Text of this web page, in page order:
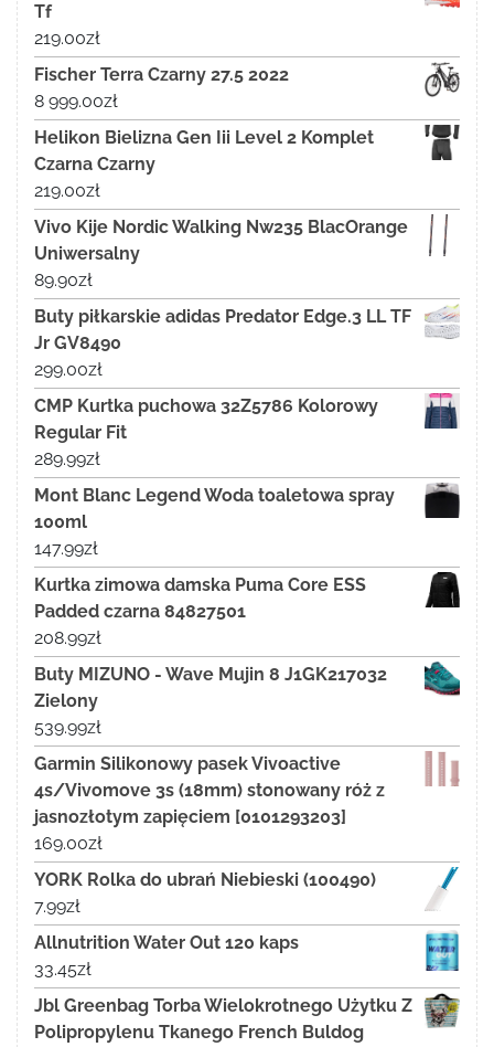
Tf
219.00zł
Fischer Terra Czarny 27.5 2022
8 999.00zł
Helikon Bielizna Gen Iii Level 2 Komplet
Czarna Czarny
219.00zł
Vivo Kije Nordic Walking Nw235 BlacOrange
Uniwersalny
89.90zł
Buty piłkarskie adidas Predator Edge.3 LL TF
Jr GV8490
299.00zł
CMP Kurtka puchowa 32Z5786 Kolorowy
Regular Fit
289.99zł
Mont Blanc Legend Woda toaletowa spray
100ml
147.99zł
Kurtka zimowa damska Puma Core ESS
Padded czarna 84827501
208.99zł
Buty MIZUNO - Wave Mujin 8 J1GK217032
Zielony
539.99zł
Garmin Silikonowy pasek Vivoactive
4s/Vivomove 3s (18mm) stonowany róż z
jasnozłotym zapięciem [0101293203]
169.00zł
YORK Rolka do ubrań Niebieski (100490)
7.99zł
Allnutrition Water Out 120 kaps
33.45zł
Jbl Greenbag Torba Wielokrotnego Użytku Z
Polipropylenu Tkanego French Buldog